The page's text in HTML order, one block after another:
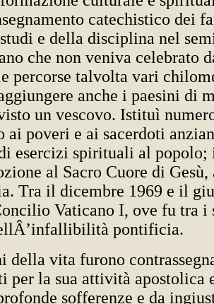
catechistico dei
e della disciplina nel
che non veniva celebrato
percorse talvolta vari
anche i paesini di
un vescovo. Istituì
ai poveri e ai sacerdoti
esercizi spirituali al popolo;
al Sacro Cuore di
Tra il dicembre 1969 e il
Vaticano I, ove fu tra i
pontificia.
della vita furono
per la sua attività apostolica
sofferenze e da